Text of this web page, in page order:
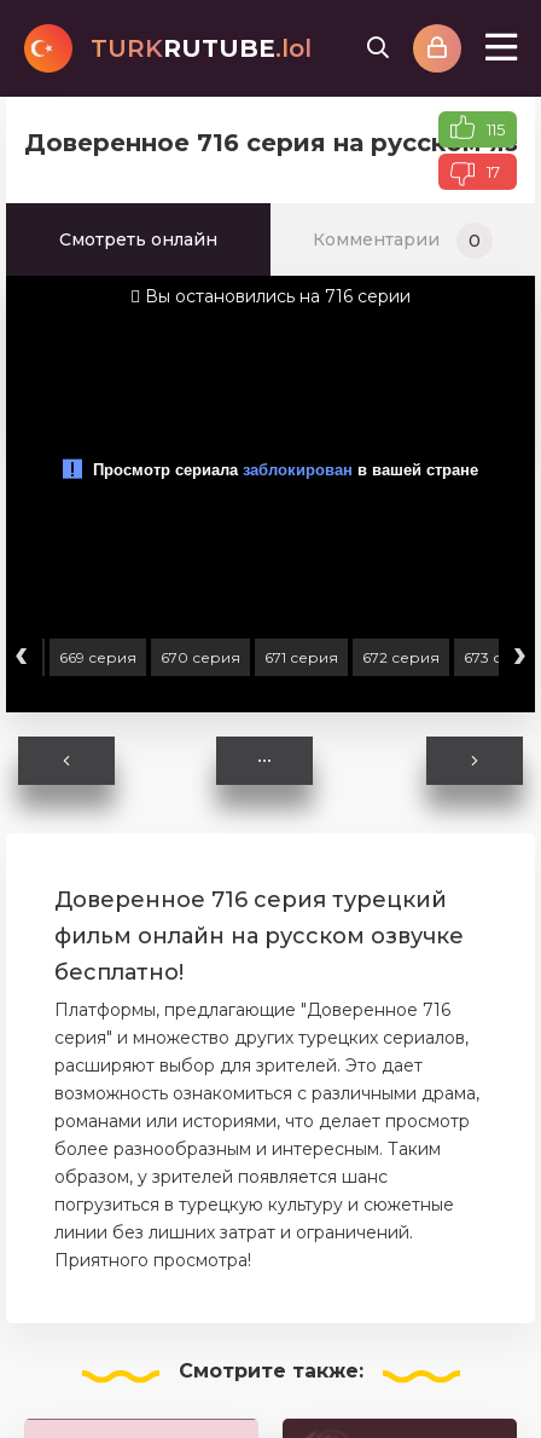
TURKRUTUBE.lol
Доверенное 716 серия на русском115
17
Смотреть онлайн Комментарии 0
Вы остановились на 716 серии
‹ 669 серия 670 серия 671 серия 672 серия 673 серия
›
Доверенное 716 серия турецкий
фильм онлайн на русском озвучке
бесплатно!
Платформы, предлагающие "Доверенное 716
серия" и множество других турецких сериалов,
расширяют выбор для зрителей. Это дает
возможность ознакомиться с различными драма,
романами или историями, что делает просмотр
более разнообразным и интересным. Таким
образом, у зрителей появляется шанс
погрузиться в турецкую культуру и сюжетные
линии без лишних затрат и ограничений.
Приятного просмотра!
Смотрите также: